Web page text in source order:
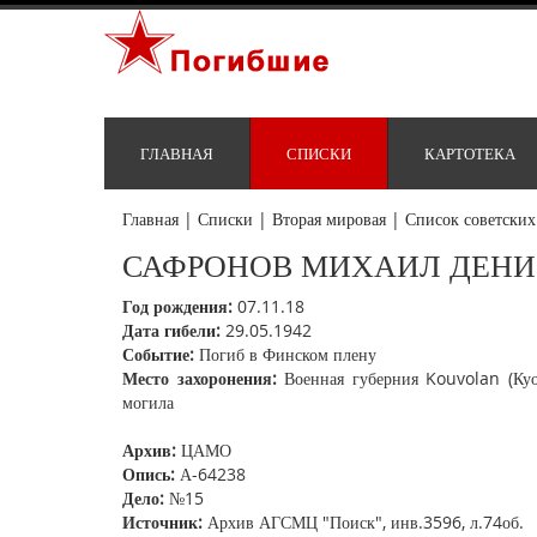
ГЛАВНАЯ СПИСКИ КАРТОТЕКА
Главная | Списки | Вторая мировая | Список
САФРОНОВ МИХАИЛ
Год рождения: 07.11.18
Дата гибели: 29.05.1942
Событие: Погиб в Финском плену
Место захоронения:Военная губерния Kouvolan
могила
Архив: ЦАМО
Опись: А-64238
Дело: №15
Источник: Архив АГСМЦ "Поиск", инв.3596, л.74об.